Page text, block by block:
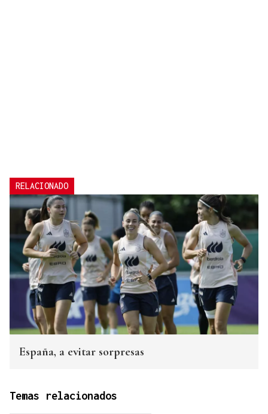
RELACIONADO
España, a evitar sorpresas
Temas relacionados